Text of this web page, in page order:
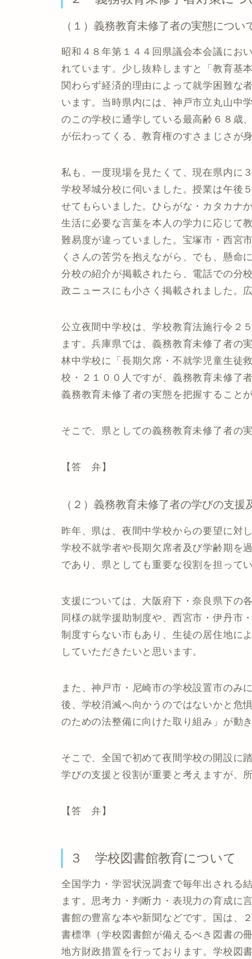
（１）義務教育未修了者の実態につい
昭和４８年第１４４回県議会本会議にお
れています。少し抜粋しますと「教育基
関わらず経済的理由によって就学困難な
います。当時県内には、神戸市立丸山中
のこの学校に通学している最高齢６８歳
が伝わってくる、教育権のすさまじさが
私も、一度現場を見たくて、現在県内に
学校琴城分校に伺いました。授業は午後
せてもらいました。ひらがな・カタカナ
生活に必要な言葉を本人の学力に応じて
難易度が違っていました。宝塚市・西宮
くさんの苦労を抱えながら、でも、懸命
分校の紹介が掲載されたら、電話での分
政ニュースにも小さく掲載されました。
公立夜間中学校は、学校教育法施行令２
ます。兵庫県では、義務教育未修了者の
林中学校に「長期欠席・不就学児童生徒
校・２１００人ですが、義務教育未修了
義務教育未修了者の実態を把握すること
そこで、県としての義務教育未修了者の
【答 弁】
（２）義務教育未修了者の学びの支援
昨年、県は、夜間中学校からの要望に対
学校不就学者や長期欠席者及び学齢期を
であり、県としても重要な役割を担って
支援については、大阪府下・奈良県下の
同様の就学援助制度や、西宮市・伊丹市
制度すらない市もあり、生徒の居住地に
していただきたいと思います。
また、神戸市・尼崎市の学校設置市のみ
後、学校消滅へ向かうのではないかと危
のための法整備に向けた取り組み」が動
そこで、全国で初めて夜間学校の開設に
学びの支援と役割が重要と考えますが、
【答 弁】
３ 学校図書館教育について
全国学力・学習状況調査で毎年出される
ます。思考力・判断力・表現力の育成に
書館の豊富な本や新聞などです。国は、
書標準（学校図書館が備えるべき図書の
地方財政措置を行っております。学校図